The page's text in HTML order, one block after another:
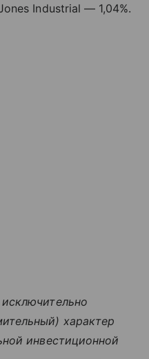
Industrial — 1,04%.
характер
инвестиционной